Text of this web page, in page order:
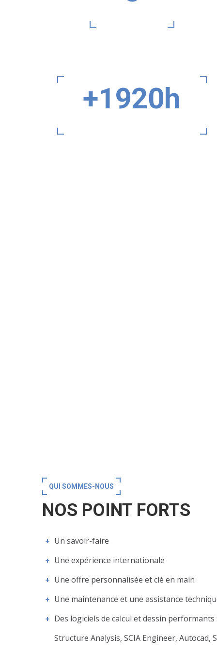
+1920h
QUI SOMMES-NOUS
NOS POINT FORTS
Un savoir-faire
Une expérience internationale
Une offre personnalisée et clé en main
Une maintenance et une assistance
Des logiciels de calcul et dessin
Structure Analysis, SCIA Engineer, Autocad,